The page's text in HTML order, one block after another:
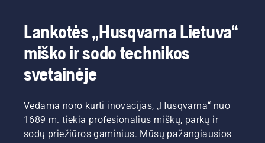
Lankotės „Husqvarna Lietuva“
miško ir sodo technikos
svetainėje
Vedama noro kurti inovacijas, „Husqvarna“ nuo
1689 m. tiekia profesionalius miškų, parkų ir
sodų priežiūros gaminius. Mūsų pažangiausios